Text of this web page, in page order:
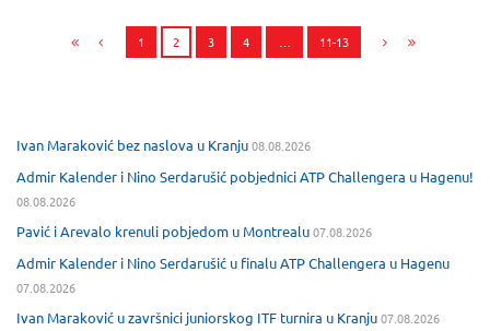
1 2 3 4 … 11-13
Ivan Maraković bez naslova u Kranju08.08.2026
Admir Kalender i Nino Serdarušić pobjednici ATP Challengera u Hagenu!
08.08.2026
Pavić i Arevalo krenuli pobjedom u Montrealu07.08.2026
Admir Kalender i Nino Serdarušić u finalu ATP Challengera u Hagenu
07.08.2026
Ivan Maraković u završnici juniorskog ITF turnira u Kranju07.08.2026